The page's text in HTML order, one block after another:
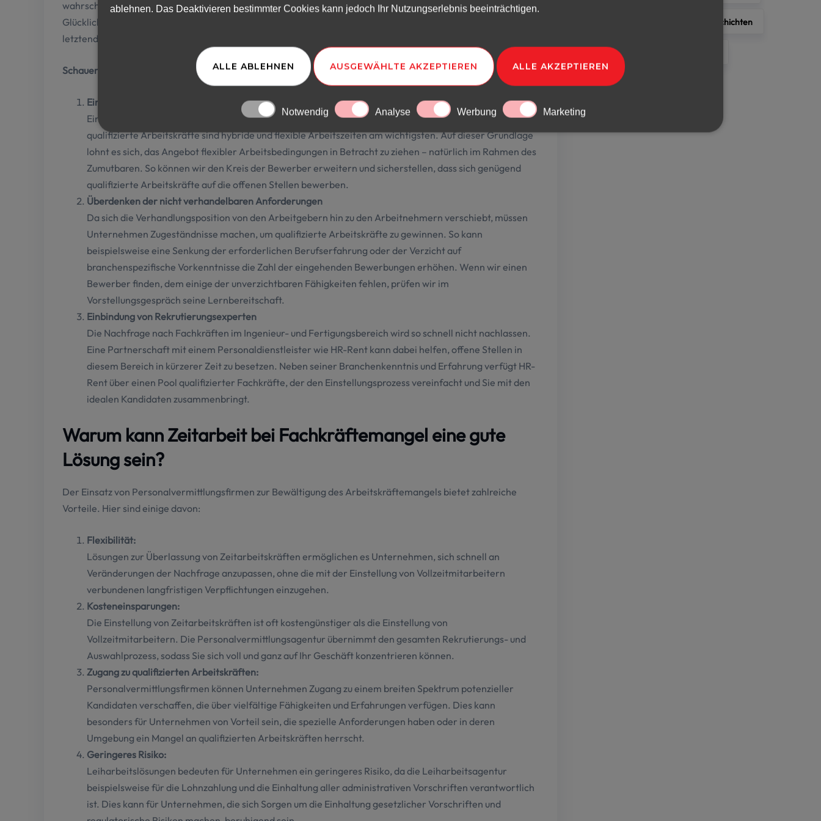
ablehnen. Das Deaktivieren bestimmter Cookies kann jedoch Ihr Nutzungserlebnis beeinträchtigen.
ALLE ABLEHNEN AUSGEWÄHLTE AKZEPTIEREN ALLE AKZEPTIEREN
Notwendig Analyse Werbung Marketing
wahrscheinlich der Hauptgrund.
Glücklicherweise gibt es Lösungen, die die negativen Auswirkungen des Fachkräftemangels abmildern und ihn
letztendlich sogar beseitigen können.
Schauen wir uns an, welche das sind:
Einführung flexiblerer Arbeitszeitmodelle
Eine Möglichkeit, den Fachkräftemangel zu bekämpfen, ist die Modernisierung der Arbeitsmodelle. Für
qualifizierte Arbeitskräfte sind hybride und flexible Arbeitszeiten am wichtigsten. Auf dieser Grundlage
lohnt es sich, das Angebot flexibler Arbeitsbedingungen in Betracht zu ziehen – natürlich im Rahmen des
Zumutbaren. So können wir den Kreis der Bewerber erweitern und sicherstellen, dass sich genügend
qualifizierte Arbeitskräfte auf die offenen Stellen bewerben.
Überdenken der nicht verhandelbaren Anforderungen
Da sich die Verhandlungsposition von den Arbeitgebern hin zu den Arbeitnehmern verschiebt, müssen
Unternehmen Zugeständnisse machen, um qualifizierte Arbeitskräfte zu gewinnen. So kann
beispielsweise eine Senkung der erforderlichen Berufserfahrung oder der Verzicht auf
branchenspezifische Vorkenntnisse die Zahl der eingehenden Bewerbungen erhöhen. Wenn wir einen
Bewerber finden, dem einige der unverzichtbaren Fähigkeiten fehlen, prüfen wir im
Vorstellungsgespräch seine Lernbereitschaft.
Einbindung von Rekrutierungsexperten
Die Nachfrage nach Fachkräften im Ingenieur- und Fertigungsbereich wird so schnell nicht nachlassen.
Eine Partnerschaft mit einem Personaldienstleister wie HR-Rent kann dabei helfen, offene Stellen in
diesem Bereich in kürzerer Zeit zu besetzen. Neben seiner Branchenkenntnis und Erfahrung verfügt HR-
Rent über einen Pool qualifizierter Fachkräfte, der den Einstellungsprozess vereinfacht und Sie mit den
idealen Kandidaten zusammenbringt.
Warum kann Zeitarbeit bei Fachkräftemangel eine gute
Lösung sein?
Der Einsatz von Personalvermittlungsfirmen zur Bewältigung des Arbeitskräftemangels bietet zahlreiche
Vorteile. Hier sind einige davon:
Flexibilität:
Lösungen zur Überlassung von Zeitarbeitskräften ermöglichen es Unternehmen, sich schnell an
Veränderungen der Nachfrage anzupassen, ohne die mit der Einstellung von Vollzeitmitarbeitern
verbundenen langfristigen Verpflichtungen einzugehen.
Kosteneinsparungen:
Die Einstellung von Zeitarbeitskräften ist oft kostengünstiger als die Einstellung von
Vollzeitmitarbeitern. Die Personalvermittlungsagentur übernimmt den gesamten Rekrutierungs- und
Auswahlprozess, sodass Sie sich voll und ganz auf Ihr Geschäft konzentrieren können.
Zugang zu qualifizierten Arbeitskräften:
Personalvermittlungsfirmen können Unternehmen Zugang zu einem breiten Spektrum potenzieller
Kandidaten verschaffen, die über vielfältige Fähigkeiten und Erfahrungen verfügen. Dies kann
besonders für Unternehmen von Vorteil sein, die spezielle Anforderungen haben oder in deren
Umgebung ein Mangel an qualifizierten Arbeitskräften herrscht.
Geringeres Risiko:
Leiharbeitslösungen bedeuten für Unternehmen ein geringeres Risiko, da die Leiharbeitsagentur
beispielsweise für die Lohnzahlung und die Einhaltung aller administrativen Vorschriften verantwortlich
ist. Dies kann für Unternehmen, die sich Sorgen um die Einhaltung gesetzlicher Vorschriften und
Interviews & Geschichten
Partnerschaften & Kooperationen
Prohuman